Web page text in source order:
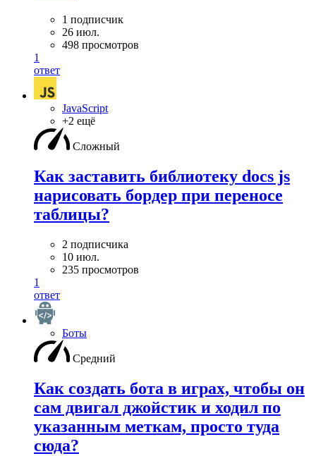
1 подписчик
26 июл.
498 просмотров
1
ответ
JavaScript
+2 ещё
Сложный
Как заставить библиотеку docs js
нарисовать бордер при переносе
таблицы?
2 подписчика
10 июл.
235 просмотров
1
ответ
Боты
Средний
Как создать бота в играх, чтобы он
сам двигал джойстик и ходил по
указанным меткам, просто туда
сюда?